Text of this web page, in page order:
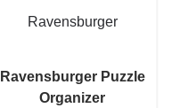
Ravensburger
Ravensburger Puzzle
Organizer